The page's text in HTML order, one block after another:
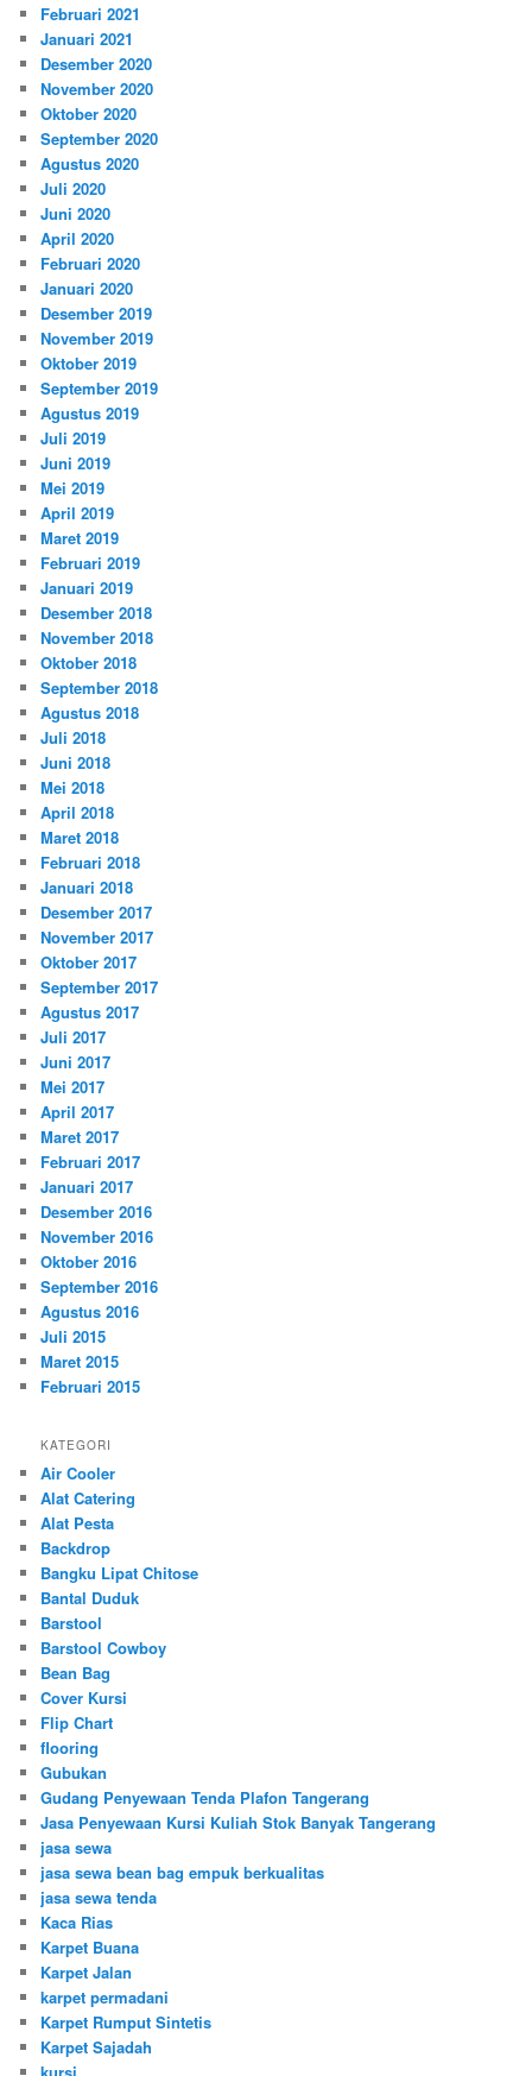
Februari 2021
Januari 2021
Desember 2020
November 2020
Oktober 2020
September 2020
Agustus 2020
Juli 2020
Juni 2020
April 2020
Februari 2020
Januari 2020
Desember 2019
November 2019
Oktober 2019
September 2019
Agustus 2019
Juli 2019
Juni 2019
Mei 2019
April 2019
Maret 2019
Februari 2019
Januari 2019
Desember 2018
November 2018
Oktober 2018
September 2018
Agustus 2018
Juli 2018
Juni 2018
Mei 2018
April 2018
Maret 2018
Februari 2018
Januari 2018
Desember 2017
November 2017
Oktober 2017
September 2017
Agustus 2017
Juli 2017
Juni 2017
Mei 2017
April 2017
Maret 2017
Februari 2017
Januari 2017
Desember 2016
November 2016
Oktober 2016
September 2016
Agustus 2016
Juli 2015
Maret 2015
Februari 2015
KATEGORI
Air Cooler
Alat Catering
Alat Pesta
Backdrop
Bangku Lipat Chitose
Bantal Duduk
Barstool
Barstool Cowboy
Bean Bag
Cover Kursi
Flip Chart
flooring
Gubukan
Gudang Penyewaan Tenda Plafon Tangerang
Jasa Penyewaan Kursi Kuliah Stok Banyak Tangerang
jasa sewa
jasa sewa bean bag empuk berkualitas
jasa sewa tenda
Kaca Rias
Karpet Buana
Karpet Jalan
karpet permadani
Karpet Rumput Sintetis
Karpet Sajadah